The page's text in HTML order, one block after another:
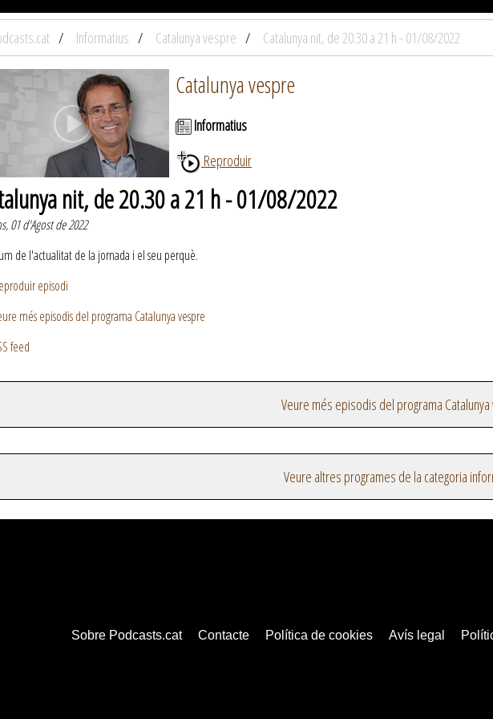
Informatius Catalunya vespre Catalunya nit, de 20.30 a 21 h - 01/08/2022
Catalunya vespre
Informatius
Reproduir
nit, de 20.30 a 21 h - 01/08/2022
01 d'Agost de 2022
de l'actualitat de la jornada i el seu perquè.
episodi
més episodis del programa Catalunya vespre
feed
Veure més episodis del programa
Veure altres programes de la categoria
Sobre Podcasts.cat Contacte Política de cookies Avís legal